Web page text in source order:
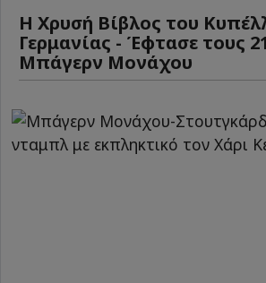
Η Χρυσή Βίβλος του
Γερμανίας - Έφτασε τους
Μπάγερν Μονάχου